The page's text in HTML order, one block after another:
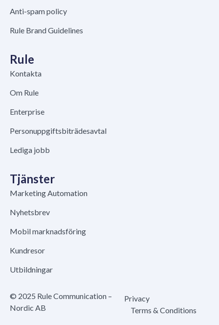
Anti-spam policy
Rule Brand Guidelines
Rule
Kontakta
Om Rule
Enterprise
Personuppgiftsbiträdesavtal
Lediga jobb
Tjänster
Marketing Automation
Nyhetsbrev
Mobil marknadsföring
Kundresor
Utbildningar
© 2025 Rule Communication –
Nordic AB
Privacy
Terms & Conditions